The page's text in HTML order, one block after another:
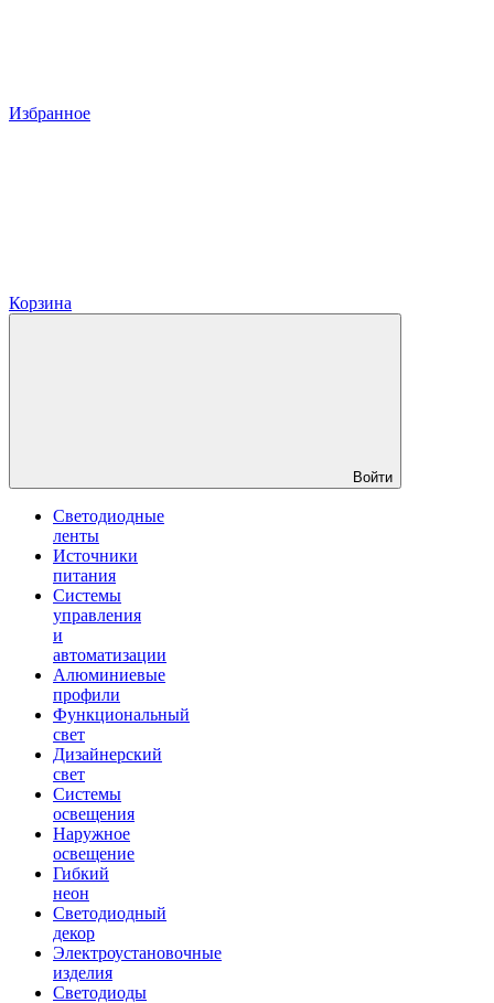
Избранное
Корзина
Войти
Светодиодные
ленты
Источники
питания
Системы
управления
и
автоматизации
Алюминиевые
профили
Функциональный
свет
Дизайнерский
свет
Системы
освещения
Наружное
освещение
Гибкий
неон
Светодиодный
декор
Электроустановочные
изделия
Светодиоды